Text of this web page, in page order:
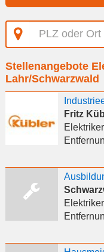
PLZ
oder
eingeben
Stellenangebote
Lahr/Schwarzwald
Fritz